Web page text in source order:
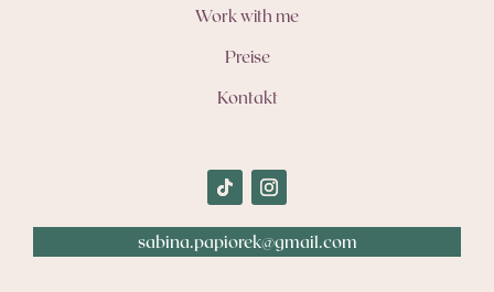
Work with me
Preise
Kontakt
sabina.papiorek@gmail.com